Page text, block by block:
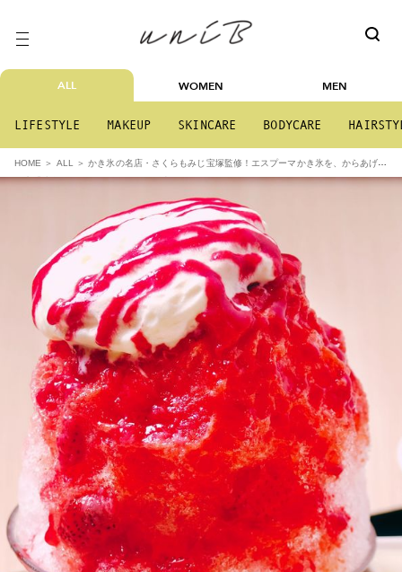
ALL WOMEN MEN
LIFESTYLE MAKEUP SKINCARE BODYCARE
HOME ALL
かき氷の名店・さくらもみじ宝塚監修！エスプーマかき氷を、からあげ専
門店「岐阜せんから」で7月4日に販売開始